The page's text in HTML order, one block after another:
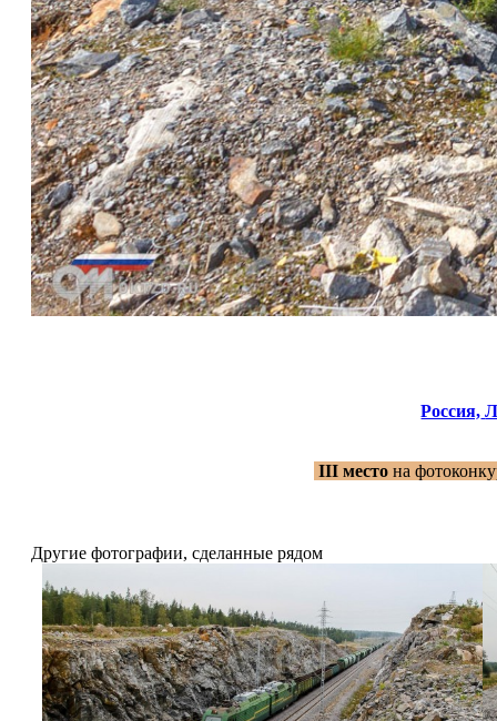
Россия,
III место на
Другие фотографии, сделанные рядом